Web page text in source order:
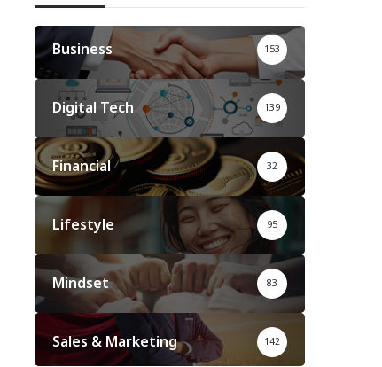
Business 153
Digital Tech 139
Financial 32
Lifestyle 95
Mindset 83
Sales & Marketing 142